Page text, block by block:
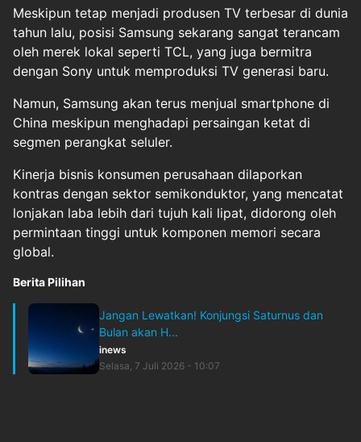
Meskipun tetap menjadi produsen TV terbesar di dunia
tahun lalu, posisi Samsung sekarang sangat terancam
oleh merek lokal seperti TCL, yang juga bermitra
dengan Sony untuk memproduksi TV generasi baru.
Namun, Samsung akan terus menjual smartphone di
China meskipun menghadapi persaingan ketat di
segmen perangkat seluler.
Kinerja bisnis konsumen perusahaan dilaporkan
kontras dengan sektor semikonduktor, yang mencatat
lonjakan laba lebih dari tujuh kali lipat, didorong oleh
permintaan tinggi untuk komponen memori secara
global.
Berita Pilihan
Jangan Lewatkan! Konjungsi Saturnus dan
Bulan akan H...
inews
Selasa, 7 Juli 2026 - 10:07